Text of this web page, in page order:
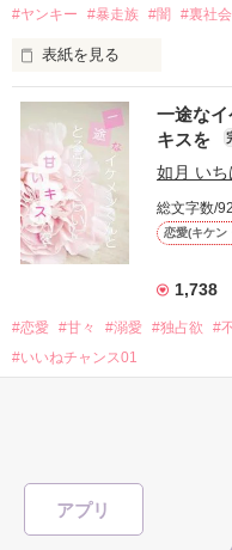
アプリ
他の女の子には冷たいのに
私にだけ昔と変わらない
「澪ちゃん。」
それは止まっていた恋が
✨.ﾟ･*..☆.｡.:*✨.☆.｡.:. *:ﾟ✨.
冴木澪-SaekiMio
×
✨.ﾟ･*..☆.｡.:*✨.☆.｡.:. *:ﾟ
#ヤンキー #暴走族 #闇 #裏社会
表紙を見る
表紙画像はAIです
一途な
キスを
如月 いち
総文字数/
恋愛(キケン
1,738
#恋愛 #甘々 #溺愛 #独占欲 #
#いいねチャンス01
「瑠莉に一目惚れしたん